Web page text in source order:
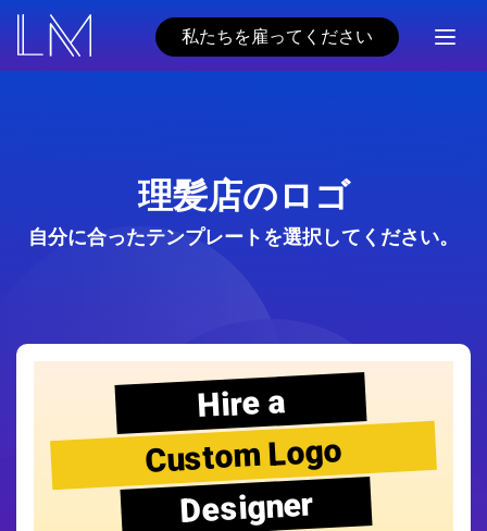
私たちを雇ってください
理髪店のロゴ
自分に合ったテンプレートを選択してください。
Hire a
Custom Logo
Designer